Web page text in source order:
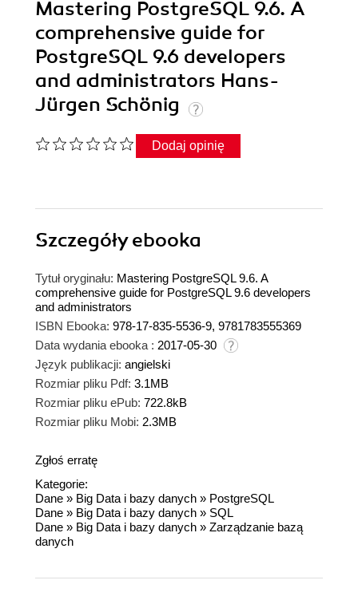
Mastering PostgreSQL 9.6. A
comprehensive guide for
PostgreSQL 9.6 developers
and administrators Hans-
Jürgen Schönig
Dodaj opinię
Szczegółyebooka
Tytuł oryginału: Mastering PostgreSQL 9.6. A
comprehensive guide for PostgreSQL 9.6 developers
and administrators
ISBN Ebooka: 978-17-835-5536-9, 9781783555369
Data wydania ebooka : 2017-05-30
Język publikacji: angielski
Rozmiar pliku Pdf: 3.1MB
Rozmiar pliku ePub: 722.8kB
Rozmiar pliku Mobi: 2.3MB
Zgłoś erratę
Kategorie:
Dane » Big Data i bazy danych » PostgreSQL
Dane » Big Data i bazy danych » SQL
Dane » Big Data i bazy danych » Zarządzanie bazą
danych